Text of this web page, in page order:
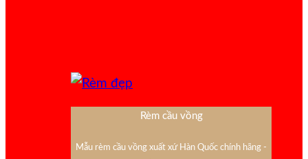
Rèm cầu vồng
Mẫu rèm cầu vồng xuất xứ Hàn Quốc chính hãng -